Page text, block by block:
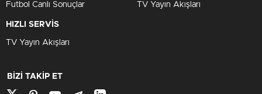
Futbol Canlı Sonuçlar TV Yayın Akışları
HIZLI SERVİS
TV Yayın Akışları
BİZİ TAKİP ET